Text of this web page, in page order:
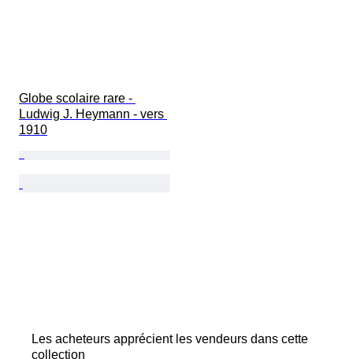
Globe scolaire rare -
Ludwig J. Heymann - vers
1910
Les acheteurs apprécient les vendeurs dans cette
collection